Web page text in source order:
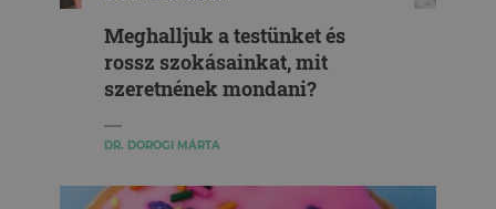
Meghalljuk a testünket és
rossz szokásainkat, mit
szeretnének mondani?
DR. DOROGI MÁRTA